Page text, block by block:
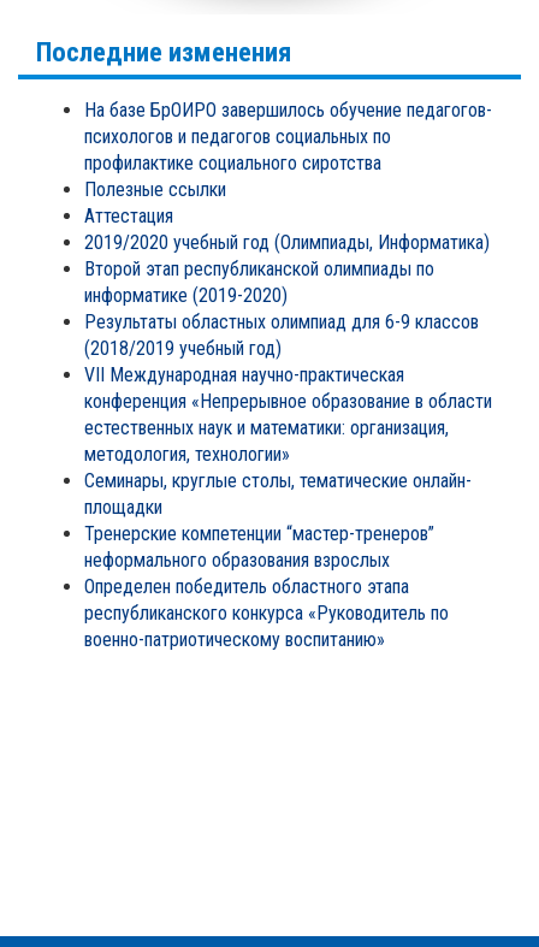
Последние изменения
На базе БрОИРО завершилось обучение педагогов-
психологов и педагогов социальных по
профилактике социального сиротства
Полезные ссылки
Аттестация
2019/2020 учебный год (Олимпиады, Информатика)
Второй этап республиканской олимпиады по
информатике (2019-2020)
Результаты областных олимпиад для 6-9 классов
(2018/2019 учебный год)
VII Международная научно-практическая
конференция «Непрерывное образование в области
естественных наук и математики: организация,
методология, технологии»
Семинары, круглые столы, тематические онлайн-
площадки
Тренерские компетенции “мастер-тренеров”
неформального образования взрослых
Определен победитель областного этапа
республиканского конкурса «Руководитель по
военно-патриотическому воспитанию»